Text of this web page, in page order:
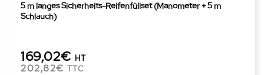
5 m langes Sicherheits-Reifenfüllset (Manometer + 5 m
Schlauch)
169,02€ HT
202,82€ TTC